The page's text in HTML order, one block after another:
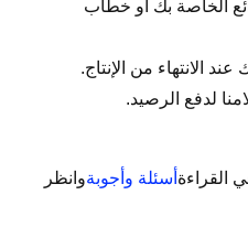
الخاصة بك أو خطاب
الانتهاء من الإنتاج.
لدفع الرصيد.
القراءة أسئلة وأجوبةوانظر